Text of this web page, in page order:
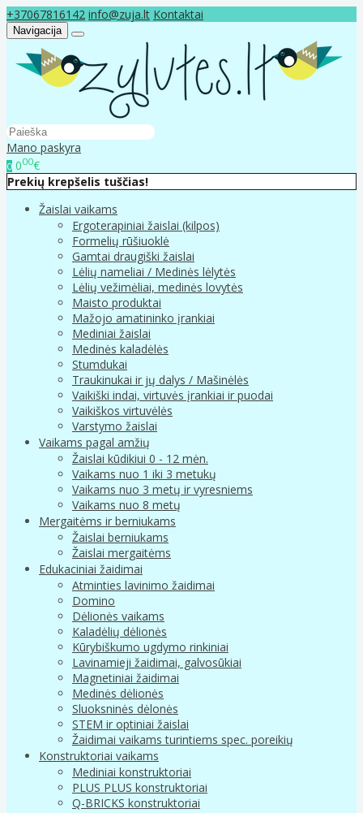
+37067816142 info@zuja.lt Kontaktai
Navigacija
Mano paskyra
0 000€
Prekių krepšelis tuščias!
Žaislai vaikams
Ergoterapiniai žaislai (kilpos)
Formelių rūšiuoklė
Gamtai draugiški žaislai
Lėlių nameliai / Medinės lėlytės
Lėlių vežimėliai, medinės lovytės
Maisto produktai
Mažojo amatininko įrankiai
Mediniai žaislai
Medinės kaladėlės
Stumdukai
Traukinukai ir jų dalys / Mašinėlės
Vaikiški indai, virtuvės įrankiai ir puodai
Vaikiškos virtuvėlės
Varstymo žaislai
Vaikams pagal amžių
Žaislai kūdikiui 0 - 12 mėn.
Vaikams nuo 1 iki 3 metukų
Vaikams nuo 3 metų ir vyresniems
Vaikams nuo 8 metų
Mergaitėms ir berniukams
Žaislai berniukams
Žaislai mergaitėms
Edukaciniai žaidimai
Atminties lavinimo žaidimai
Domino
Dėlionės vaikams
Kaladėlių dėlionės
Kūrybiškumo ugdymo rinkiniai
Lavinamieji žaidimai, galvosūkiai
Magnetiniai žaidimai
Medinės dėlionės
Sluoksninės dėlonės
STEM ir optiniai žaislai
Žaidimai vaikams turintiems spec. poreikių
Konstruktoriai vaikams
Mediniai konstruktoriai
PLUS PLUS konstruktoriai
Q-BRICKS konstruktoriai